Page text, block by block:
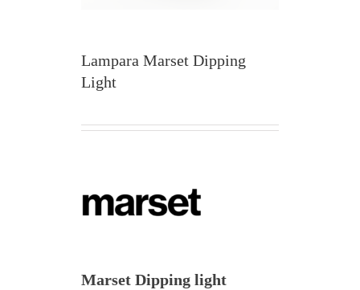
Lampara Marset Dipping
Light
Marset Dipping light